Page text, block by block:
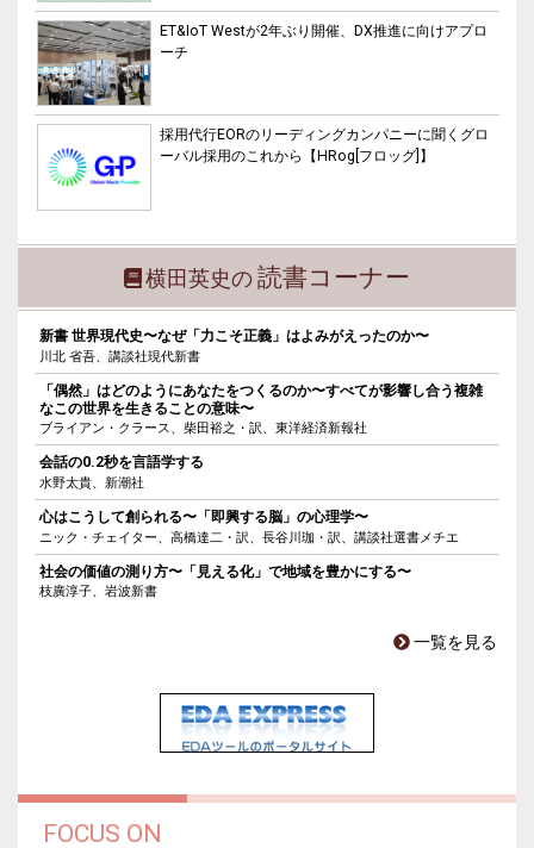
ET&IoT Westが2年ぶり開催、DX推進に向けアプロ
ーチ
採用代行EORのリーディングカンパニーに聞くグロ
ーバル採用のこれから【HRog[フロッグ]】
横田英史の読書コーナー
新書 世界現代史〜なぜ「力こそ正義」はよみがえったのか〜
川北 省吾、講談社現代新書
「偶然」はどのようにあなたをつくるのか〜すべてが影響し合う複雑
なこの世界を生きることの意味〜
ブライアン・クラース、柴田裕之・訳、東洋経済新報社
会話の0.2秒を言語学する
水野太貴、新潮社
心はこうして創られる〜「即興する脳」の心理学〜
ニック・チェイター、高橋達二・訳、長谷川珈・訳、講談社選書メチエ
社会の価値の測り方〜「見える化」で地域を豊かにする〜
枝廣淳子、岩波新書
一覧を見る
FOCUS ON